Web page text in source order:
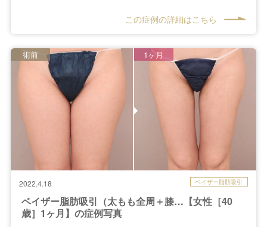
この症例の詳細はこちら
2022.4.18 ベイザー脂肪吸引
ベイザー脂肪吸引（太もも全周＋膝…【女性［40
歳］1ヶ月】の症例写真
術前 1ヶ月